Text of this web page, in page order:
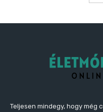
Teljesen mindegy, hogy még